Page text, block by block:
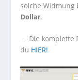
solche
Dollar.
→ Die komplette
du HIER!